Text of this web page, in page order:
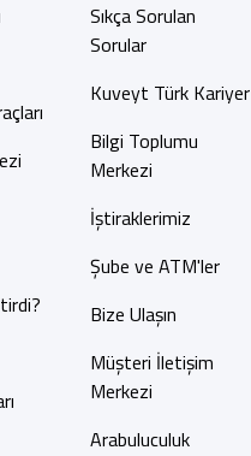
Sıkça Sorulan
Sorular
Kuveyt Türk Kariyer
Bilgi Toplumu
Merkezi
İştiraklerimiz
Şube ve ATM'ler
Bize Ulaşın
Müşteri İletişim
Merkezi
Arabuluculuk